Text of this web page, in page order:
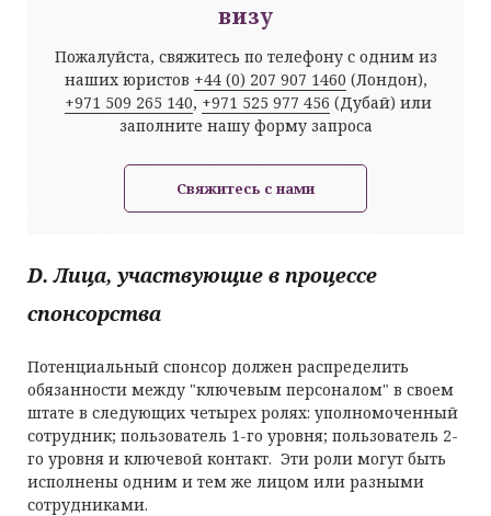
визу
Пожалуйста, свяжитесь по телефону с одним из
наших юристов +44 (0) 207 907 1460 (Лондон),
+971 509 265 140, +971 525 977 456 (Дубай) или
заполните нашу форму запроса
Свяжитесь с нами
D. Лица, участвующие в процессе
спонсорства
Потенциальный спонсор должен распределить
обязанности между "ключевым персоналом" в своем
штате в следующих четырех ролях: уполномоченный
сотрудник; пользователь 1-го уровня; пользователь 2-
го уровня и ключевой контакт. Эти роли могут быть
исполнены одним и тем же лицом или разными
сотрудниками.